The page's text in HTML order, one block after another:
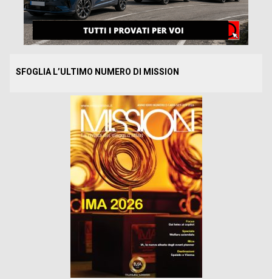
SFOGLIA L’ULTIMO NUMERO DI MISSION